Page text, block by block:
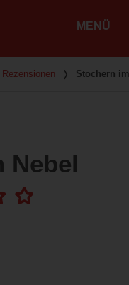
MENÜ
Rezensionen ❭ Stochern
Nebel